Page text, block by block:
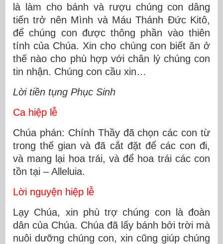
là làm cho bánh và rượu chúng con dâng
tiến trở nên Mình và Máu Thánh Ðức Kitô,
để chúng con được thông phần vào thiên
tính của Chúa. Xin cho chúng con biết ăn ở
thế nào cho phù hợp với chân lý chúng con
tin nhận. Chúng con cầu xin…
Lời tiền tụng Phục Sinh
Ca hiệp lễ
Chúa phán: Chính Thầy đã chọn các con từ
trong thế gian và đã cắt đặt để các con đi,
và mang lại hoa trái, và để hoa trái các con
tồn tại – Alleluia.
Lời nguyện hiệp lễ
Lạy Chúa, xin phù trợ chúng con là đoàn
dân của Chúa. Chúa đã lấy bánh bởi trời mà
nuôi dưỡng chúng con, xin cũng giúp chúng